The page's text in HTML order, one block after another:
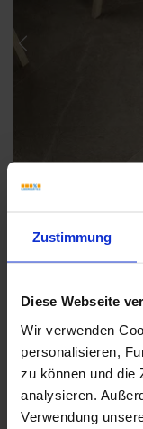
Zustimmung
Diese Webseite
Wir verwenden
personalisieren,
zu können und die
analysieren.
Verwendung
Previous
Weitere Serien von
Fliesenkleber